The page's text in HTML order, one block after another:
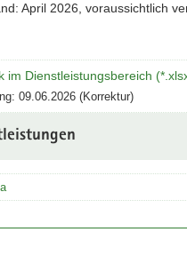
April 2026, voraussichtlich
im Dienstleistungsbereich
09.06.2026 (Korrektur)